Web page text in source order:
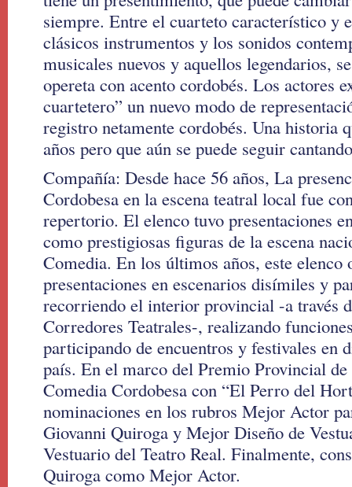
siempre. Entre el cuarteto característico y
clásicos instrumentos y los sonidos
musicales nuevos y aquellos legendarios,
opereta con acento cordobés. Los actores
cuartetero” un nuevo modo de
registro netamente cordobés. Una historia
años pero que aún se puede seguir
Compañía: Desde hace 56 años, La
Cordobesa en la escena teatral local fue
repertorio. El elenco tuvo presentaciones
como prestigiosas figuras de la escena
Comedia. En los últimos años, este elenco
presentaciones en escenarios disímiles y
recorriendo el interior provincial -a través
Corredores Teatrales-, realizando
participando de encuentros y festivales en
país. En el marco del Premio Provincial
Comedia Cordobesa con “El Perro del
nominaciones en los rubros Mejor Actor
Giovanni Quiroga y Mejor Diseño de
Vestuario del Teatro Real. Finalmente,
Quiroga como Mejor Actor.